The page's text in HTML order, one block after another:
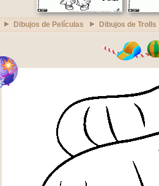
Dibujos de Películas Dibujos de Trolls